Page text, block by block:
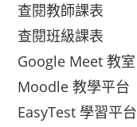
查閱教師課表
查閱班級課表
Google Meet 教室
Moodle 教學平台
EasyTest 學習平台